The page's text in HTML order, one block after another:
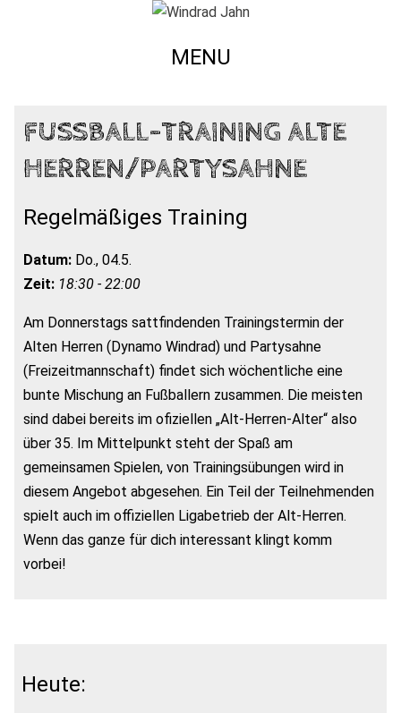
MENU
FUSSBALL-TRAINING ALTE H
ERREN/PARTYSAHNE
Regelmäßiges Training
Datum: Do., 04.5.
Zeit: 18:30 - 22:00
Am Donnerstags sattfindenden Trainingstermin der
Alten Herren (Dynamo Windrad) und Partysahne
(Freizeitmannschaft) findet sich wöchentliche eine
bunte Mischung an Fußballern zusammen. Die meisten
sind dabei bereits im ofiziellen „Alt-Herren-Alter“ also
über 35. Im Mittelpunkt steht der Spaß am
gemeinsamen Spielen, von Trainingsübungen wird in
diesem Angebot abgesehen. Ein Teil der Teilnehmenden
spielt auch im offiziellen Ligabetrieb der Alt-Herren.
Wenn das ganze für dich interessant klingt komm
vorbei!
Heute: